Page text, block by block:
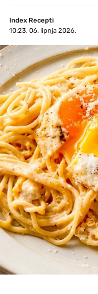
Index Recepti
10:23, 06. lipnja 2026.